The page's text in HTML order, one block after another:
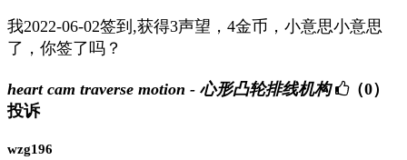
我2022-06-02签到,获得3声望，4金币，小意思小意思
了，你签了吗？
heart cam traverse motion - 心形凸轮排线机构
（0）
投诉
wzg196